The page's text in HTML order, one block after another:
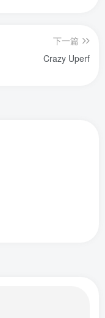
下一篇
Crazy Uperf